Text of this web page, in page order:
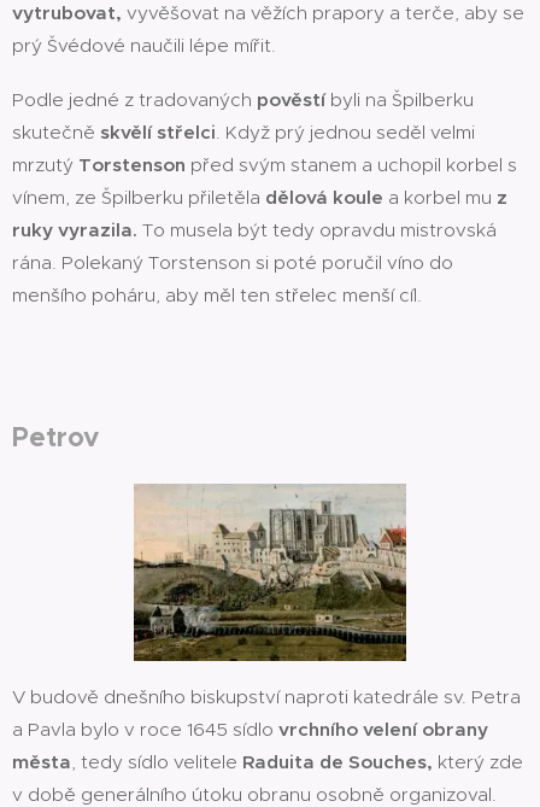
vytrubovat, vyvěšovat na věžích prapory a terče, aby se
prý Švédové naučili lépe mířit.
Podle jedné z tradovaných pověstí byli na Špilberku
skutečně skvělí střelci. Když prý jednou seděl velmi
mrzutý Torstenson před svým stanem a uchopil korbel s
vínem, ze Špilberku přiletěla dělová koule a korbel mu z
ruky vyrazila. To musela být tedy opravdu mistrovská
rána. Polekaný Torstenson si poté poručil víno do
menšího poháru, aby měl ten střelec menší cíl.
Petrov
V budově dnešního biskupství naproti katedrále sv. Petra
a Pavla bylo v roce 1645 sídlo vrchního velení obrany
města , tedy sídlo velitele Raduita de Souches, který zde
v době generálního útoku obranu osobně organizoval.